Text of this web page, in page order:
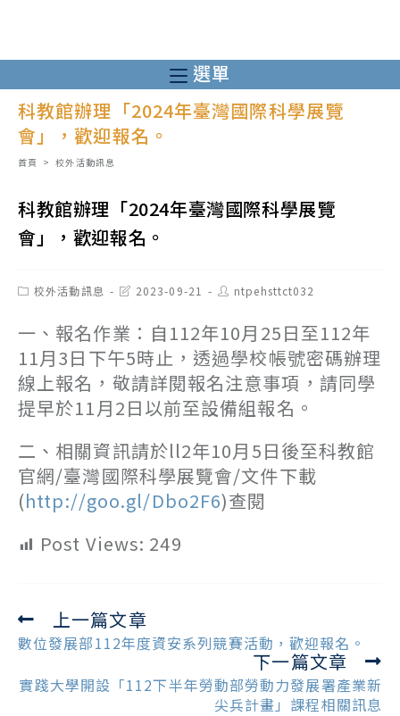
至
主
要
內
選單
科教館辦理「2024年臺灣國際科學展覽
會」，歡迎報名。
首頁 > 校外活動訊息
科教館辦理「2024年臺灣國際科學展覽
會」，歡迎報名。
Post校外活動訊息
Post2023-09-21
Post
author:
ntpehsttct032
一、報名作業：自112年10月25日至112年
11月3日下午5時止，透過學校帳號密碼辦理
線上報名，敬請詳閱報名注意事項，請同學
提早於11月2日以前至設備組報名。
二、相關資訊請於ll2年10月5日後至科教館
官網/臺灣國際科學展覽會/文件下載
(http://goo.gl/Dbo2F6)查閱
Post Views: 249
Read
more
上一篇文章
數位發展部112年度資安系列競賽活動，歡迎報名。
下一篇文章
實踐大學開設「112下半年勞動部勞動力發展署產業新
尖兵計畫」課程相關訊息